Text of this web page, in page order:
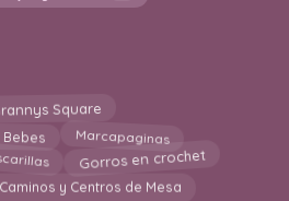
Square
Marcapaginas
Gorros en crochet
Caminos y Centros de Mesa